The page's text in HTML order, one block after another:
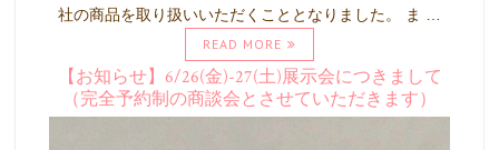
社の商品を取り扱いいただくこととなりました。 ま …
READ MORE
【お知らせ】6/26(金)-27(土)展示会につきまして
（完全予約制の商談会とさせていただきます）